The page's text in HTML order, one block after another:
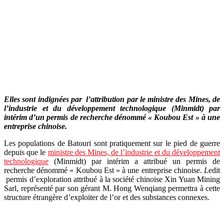
Elles sont indignées par l’attribution par le ministre des Mines, de
l’industrie et du développement technologique (Minmidt) par
intérim d’un permis de recherche dénommé « Koubou Est » à une
entreprise chinoise.
Les populations de Batouri sont pratiquement sur le pied de guerre
depuis que le ministre des Mines, de l’industrie et du développement
technologique (Minmidt) par intérim a attribué un permis de
recherche dénommé « Koubou Est » à une entreprise chinoise. Ledit
permis d’exploration attribué à la société chinoise Xin Yuan Mining
Sarl, représenté par son gérant M. Hong Wenqiang permettra à cette
structure étrangère d’exploiter de l’or et des substances connexes.